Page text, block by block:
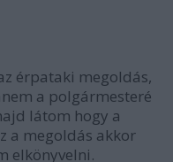
érpataki megoldás,
a polgármesteré
látom hogy a
a megoldás akkor
elkönyvelni.